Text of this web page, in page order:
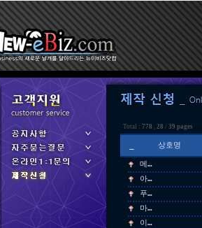
Total : 778 , 28 / 39 pages
상호명
메…
아…
푸…
마…
이…